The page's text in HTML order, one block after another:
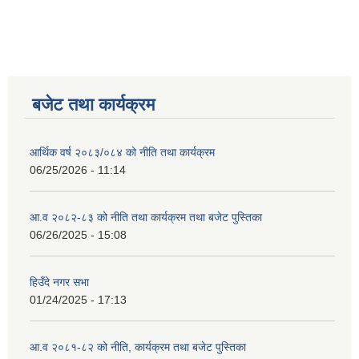
बजेट तथा कार्यक्रम
आर्थिक वर्ष २०८३/०८४ को नीति तथा कार्यक्रम
06/25/2026 - 11:14
आ.व २०८२-८३ को नीति तथा कार्यक्रम तथा बजेट पुस्तिका
06/26/2025 - 15:08
हिउँदे नगर सभा
01/24/2025 - 17:13
आ.व २०८१-८२ को नीति, कार्यक्रम तथा बजेट पुस्तिका